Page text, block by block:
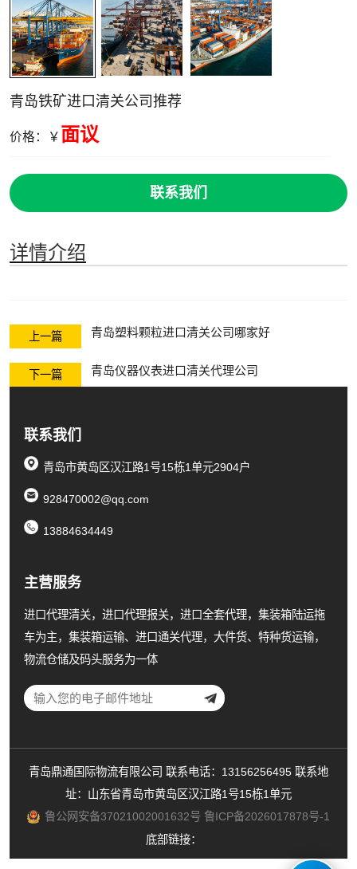
青岛铁矿进口清关公司推荐
价格：￥ 面议
联系我们
详情介绍
上一篇 青岛塑料颗粒进口清关公司哪家好
下一篇 青岛仪器仪表进口清关代理公司
联系我们
青岛市黄岛区汉江路1号15栋1单元2904户
928470002@qq.com
13884634449
主营服务
进口代理清关，进口代理报关，进口全套代理，集装箱陆运拖
车为主，集装箱运输、进口通关代理，大件货、特种货运输，
物流仓储及码头服务为一体
青岛鼎通国际物流有限公司 联系电话：13156256495 联系地
址：山东省青岛市黄岛区汉江路1号15栋1单元
鲁公网安备37021002001632号 鲁ICP备2026017878号-1
底部链接：